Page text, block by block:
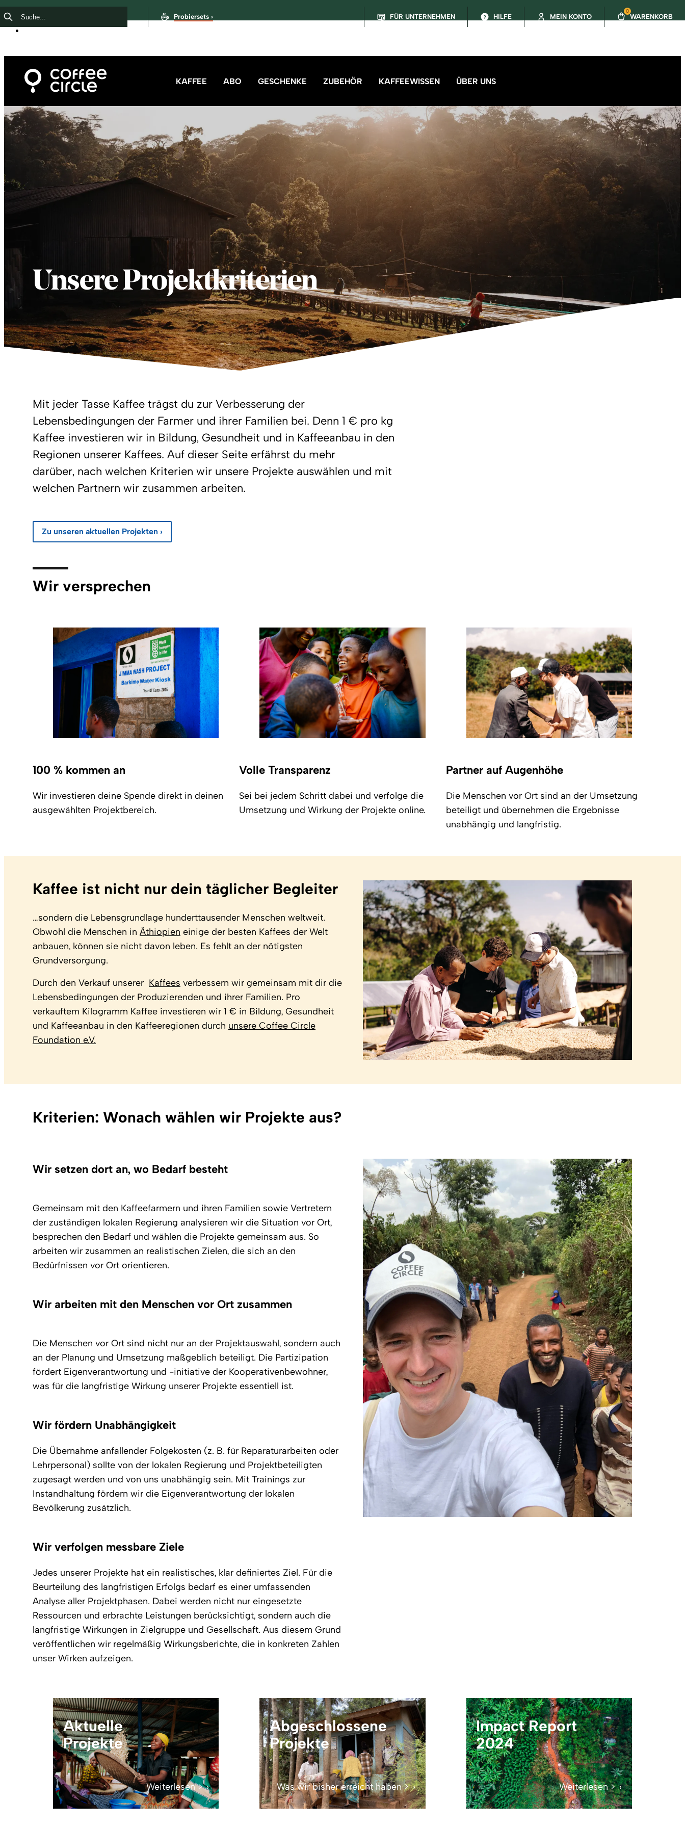
Probiersets › FÜR UNTERNEHMEN HILFE MEIN KONTO
0
WARENKORB
KAFFEE ABO GESCHENKE ZUBEHÖR KAFFEEWISSEN ÜBER UNS
Unsere Projektkriterien
Mit jeder Tasse Kaffee trägst du zur Verbesserung der
Lebensbedingungen der Farmer und ihrer Familien bei. Denn 1 € pro kg
Kaffee investieren wir in Bildung, Gesundheit und in Kaffeeanbau in den
Regionen unserer Kaffees. Auf dieser Seite erfährst du mehr
darüber, nach welchen Kriterien wir unsere Projekte auswählen und mit
welchen Partnern wir zusammen arbeiten.
Zu unseren aktuellen Projekten ›
Wir versprechen
100 % kommen an
Wir investieren deine Spende direkt in deinen
ausgewählten Projektbereich.
Volle Transparenz
Sei bei jedem Schritt dabei und verfolge die
Umsetzung und Wirkung der Projekte online.
Partner auf Augenhöhe
Die Menschen vor Ort sind an der Umsetzung
beteiligt und übernehmen die Ergebnisse
unabhängig und langfristig.
Kaffee ist nicht nur dein täglicher Begleiter
…sondern die Lebensgrundlage hunderttausender Menschen weltweit.
Obwohl die Menschen in Äthiopien einige der besten Kaffees der Welt
anbauen, können sie nicht davon leben. Es fehlt an der nötigsten
Grundversorgung.
Durch den Verkauf unserer Kaffees verbessern wir gemeinsam mit dir die
Lebensbedingungen der Produzierenden und ihrer Familien. Pro
verkauftem Kilogramm Kaffee investieren wir 1 € in Bildung, Gesundheit
und Kaffeeanbau in den Kaffeeregionen durch unsere Coffee Circle
Foundation e.V.
Kriterien: Wonach wählen wir Projekte aus?
Wir setzen dort an, wo Bedarf besteht
Gemeinsam mit den Kaffeefarmern und ihren Familien sowie Vertretern
der zuständigen lokalen Regierung analysieren wir die Situation vor Ort,
besprechen den Bedarf und wählen die Projekte gemeinsam aus. So
arbeiten wir zusammen an realistischen Zielen, die sich an den
Bedürfnissen vor Ort orientieren.
Wir arbeiten mit den Menschen vor Ort zusammen
Die Menschen vor Ort sind nicht nur an der Projektauswahl, sondern auch
an der Planung und Umsetzung maßgeblich beteiligt. Die Partizipation
fördert Eigenverantwortung und -initiative der Kooperativenbewohner,
was für die langfristige Wirkung unserer Projekte essentiell ist.
Wir fördern Unabhängigkeit
Die Übernahme anfallender Folgekosten (z. B. für Reparaturarbeiten oder
Lehrpersonal) sollte von der lokalen Regierung und Projektbeteiligten
zugesagt werden und von uns unabhängig sein. Mit Trainings zur
Instandhaltung fördern wir die Eigenverantwortung der lokalen
Bevölkerung zusätzlich.
Wir verfolgen messbare Ziele
Jedes unserer Projekte hat ein realistisches, klar definiertes Ziel. Für die
Beurteilung des langfristigen Erfolgs bedarf es einer umfassenden
Analyse aller Projektphasen. Dabei werden nicht nur eingesetzte
Ressourcen und erbrachte Leistungen berücksichtigt, sondern auch die
langfristige Wirkungen in Zielgruppe und Gesellschaft. Aus diesem Grund
veröffentlichen wir regelmäßig Wirkungsberichte, die in konkreten Zahlen
unser Wirken aufzeigen.
Aktuelle
Projekte
Weiterlesen >
Abgeschlossene
Projekte
Was wir bisher erreicht haben >
Impact Report
2024
Weiterlesen >